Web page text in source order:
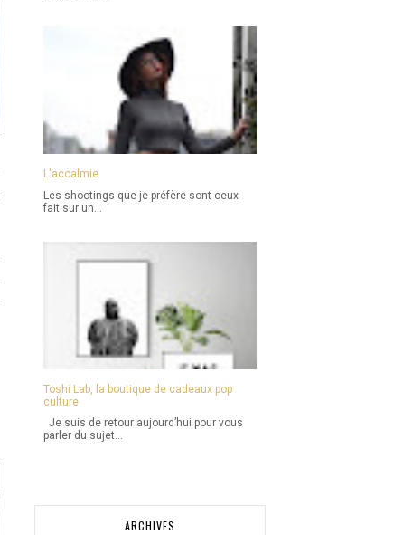
L'accalmie
Les shootings que je préfère sont ceux
fait sur un...
Toshi Lab, la boutique de cadeaux pop
culture
Je suis de retour aujourd’hui pour vous
parler du sujet...
ARCHIVES